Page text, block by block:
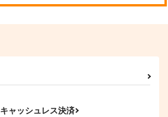
サンプル
赤井秀一×江戸川コナン
サンプル
キャッシュレス決済